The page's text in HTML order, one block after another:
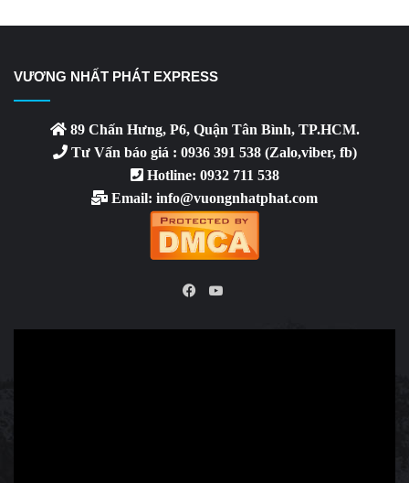
VƯƠNG NHẤT PHÁT EXPRESS
89 Chấn Hưng, P6, Quận Tân Bình, TP.HCM.
Tư Vấn báo giá : 0936 391 538 (Zalo,viber, fb)
Hotline: 0932 711 538
Email: info@vuongnhatphat.com
YouTube